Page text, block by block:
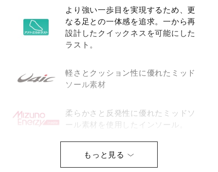
コラボ／ライセンス
その他
サポート
より強い一歩目を実現するため、更
なる足との一体感を追求。一から再
設計したクイックネスを可能にした
ラスト。
軽さとクッション性に優れたミッド
ソール素材
柔らかさと反発性に優れたミッドソ
ール素材を使用したインソール。